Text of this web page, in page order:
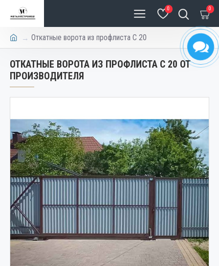
0 0
Откатные ворота из профлиста С 20
ОТКАТНЫЕ ВОРОТА ИЗ ПРОФЛИСТА С 20 ОТ
ПРОИЗВОДИТЕЛЯ